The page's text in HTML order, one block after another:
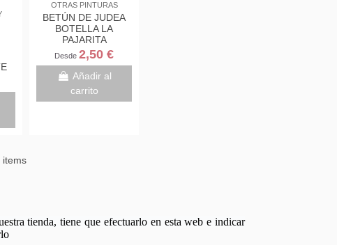
OTRAS PINTURAS
BETÚN DE JUDEA
BOTELLA LA
PAJARITA
Desde 2,50 €
Añadir al
carrito
items
tienda, tiene que efectuarlo en esta web e indicar